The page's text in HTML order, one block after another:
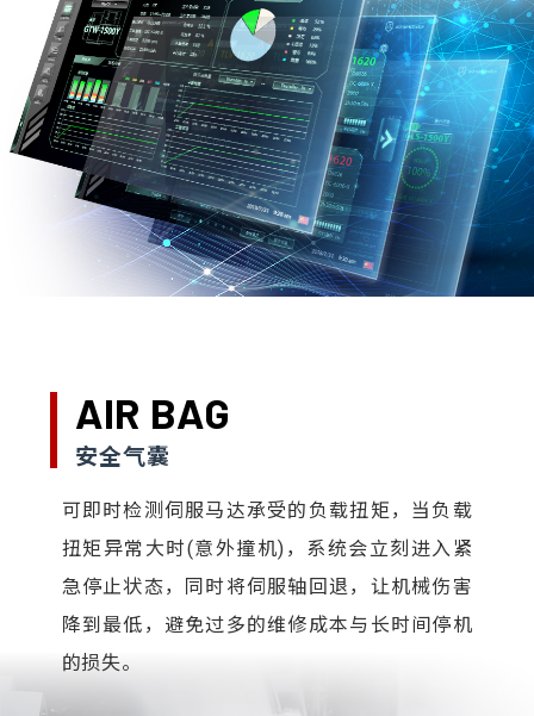
AIR BAG
安全气囊
可即时检测伺服马达承受的负载扭矩，当负载
扭矩异常大时(意外撞机)，系统会立刻进入紧
急停止状态，同时将伺服轴回退，让机械伤害
降到最低，避免过多的维修成本与长时间停机
的损失。